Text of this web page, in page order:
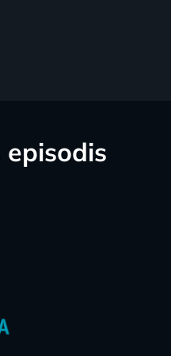
episodis